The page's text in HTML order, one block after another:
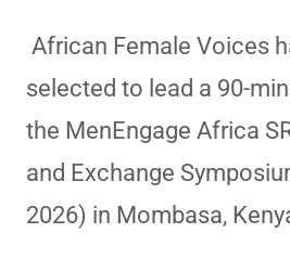
African Female Voices
selected to lead a 90-
the MenEngage Africa
and Exchange
2026) in Mombasa,